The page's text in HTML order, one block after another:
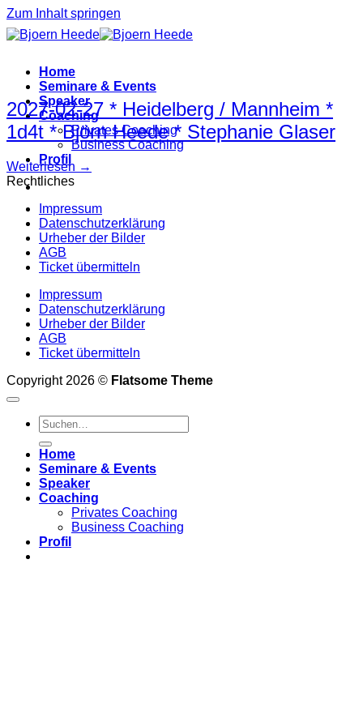
Zum Inhalt springen
Home
Seminare & Events
Speaker
Coaching
Privates Coaching
Business Coaching
Profil
2027-02-27 * Heidelberg / Mannheim *
1d4t * Björn Heede * Stephanie Glaser
Weiterlesen →
Rechtliches
Impressum
Datenschutzerklärung
Urheber der Bilder
AGB
Ticket übermitteln
Impressum
Datenschutzerklärung
Urheber der Bilder
AGB
Ticket übermitteln
Copyright 2026 © Flatsome Theme
Home
Seminare & Events
Speaker
Coaching
Privates Coaching
Business Coaching
Profil